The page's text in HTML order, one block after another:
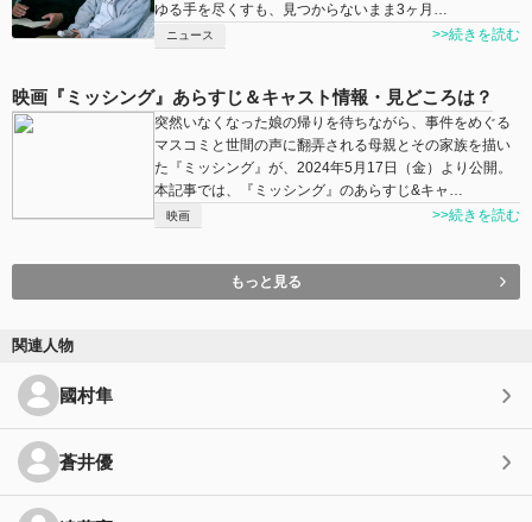
ゆる手を尽くすも、見つからないまま3ヶ月…
ニュース >>続きを読む
映画『ミッシング』あらすじ＆キャスト情報・見どころは？
突然いなくなった娘の帰りを待ちながら、事件をめぐる
マスコミと世間の声に翻弄される母親とその家族を描い
た『ミッシング』が、2024年5月17日（金）より公開。
本記事では、『ミッシング』のあらすじ&キャ…
映画 >>続きを読む
もっと見る
関連人物
國村隼
蒼井優